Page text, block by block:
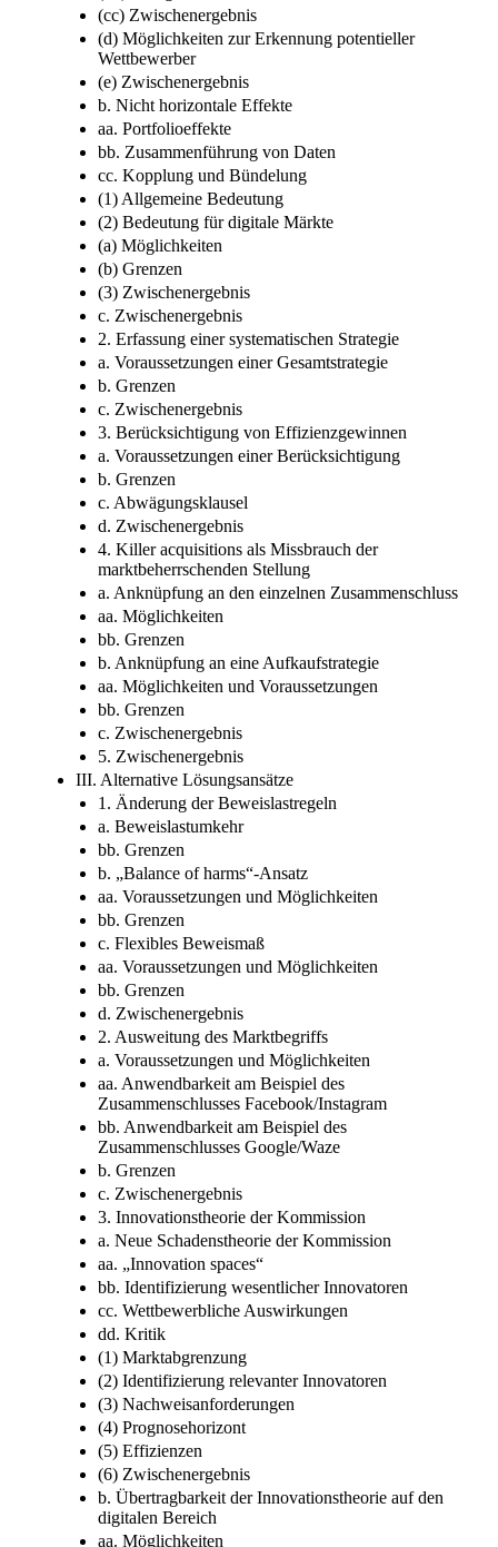
(cc) Zwischenergebnis
(d) Möglichkeiten zur Erkennung potentieller
Wettbewerber
(e) Zwischenergebnis
b. Nicht horizontale Effekte
aa. Portfolioeffekte
bb. Zusammenführung von Daten
cc. Kopplung und Bündelung
(1) Allgemeine Bedeutung
(2) Bedeutung für digitale Märkte
(a) Möglichkeiten
(b) Grenzen
(3) Zwischenergebnis
c. Zwischenergebnis
2. Erfassung einer systematischen Strategie
a. Voraussetzungen einer Gesamtstrategie
b. Grenzen
c. Zwischenergebnis
3. Berücksichtigung von Effizienzgewinnen
a. Voraussetzungen einer Berücksichtigung
b. Grenzen
c. Abwägungsklausel
d. Zwischenergebnis
4. Killer acquisitions als Missbrauch der
marktbeherrschenden Stellung
a. Anknüpfung an den einzelnen Zusammenschluss
aa. Möglichkeiten
bb. Grenzen
b. Anknüpfung an eine Aufkaufstrategie
aa. Möglichkeiten und Voraussetzungen
bb. Grenzen
c. Zwischenergebnis
5. Zwischenergebnis
III. Alternative Lösungsansätze
1. Änderung der Beweislastregeln
a. Beweislastumkehr
bb. Grenzen
b. „Balance of harms“-Ansatz
aa. Voraussetzungen und Möglichkeiten
bb. Grenzen
c. Flexibles Beweismaß
aa. Voraussetzungen und Möglichkeiten
bb. Grenzen
d. Zwischenergebnis
2. Ausweitung des Marktbegriffs
a. Voraussetzungen und Möglichkeiten
aa. Anwendbarkeit am Beispiel des
Zusammenschlusses Facebook/Instagram
bb. Anwendbarkeit am Beispiel des
Zusammenschlusses Google/Waze
b. Grenzen
c. Zwischenergebnis
3. Innovationstheorie der Kommission
a. Neue Schadenstheorie der Kommission
aa. „Innovation spaces“
bb. Identifizierung wesentlicher Innovatoren
cc. Wettbewerbliche Auswirkungen
dd. Kritik
(1) Marktabgrenzung
(2) Identifizierung relevanter Innovatoren
(3) Nachweisanforderungen
(4) Prognosehorizont
(5) Effizienzen
(6) Zwischenergebnis
b. Übertragbarkeit der Innovationstheorie auf den
digitalen Bereich
aa. Möglichkeiten